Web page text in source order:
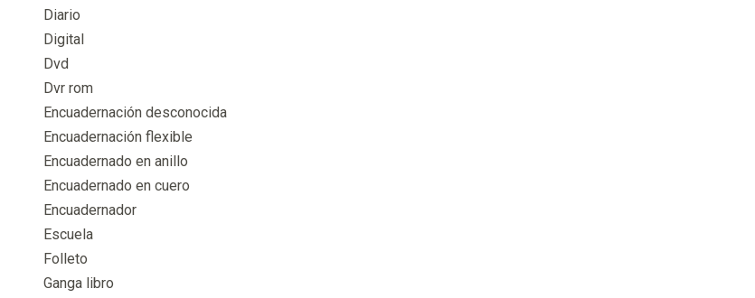
Diario
Digital
Dvd
Dvr rom
Encuadernación desconocida
Encuadernación flexible
Encuadernado en anillo
Encuadernado en cuero
Encuadernador
Escuela
Folleto
Ganga libro